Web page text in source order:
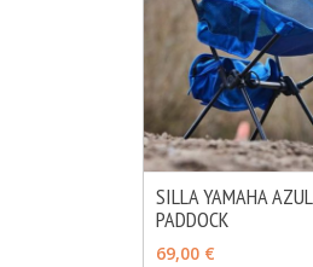
AÑADIR
SILLA YAMAHA AZUL
PADDOCK
69,00 €